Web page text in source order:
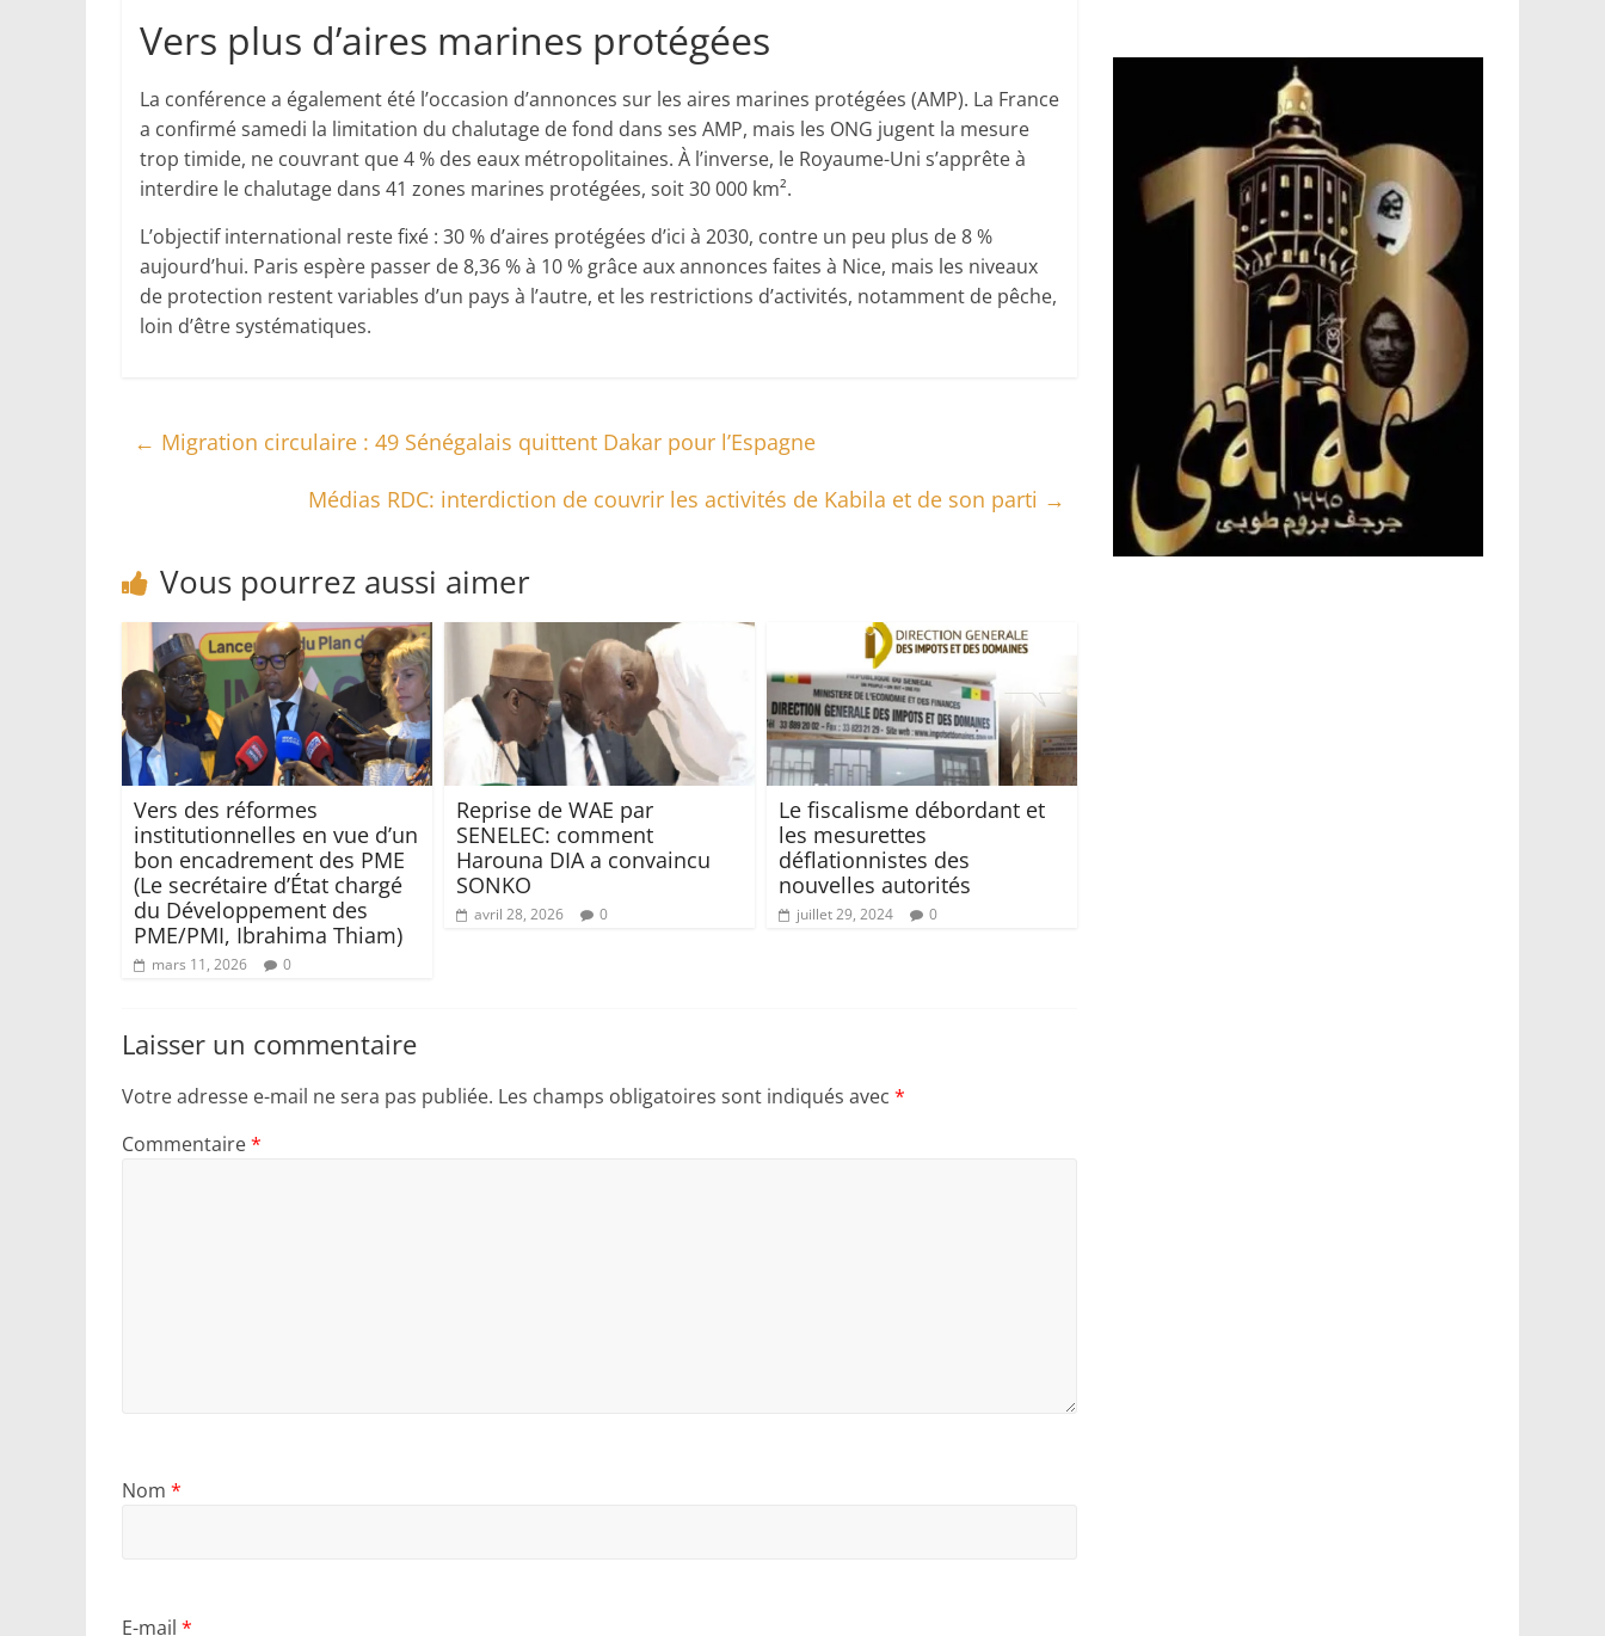
Vers plus d’aires marines protégées
La conférence a également été l’occasion d’annonces sur les aires marines protégées (AMP). La France
a confirmé samedi la limitation du chalutage de fond dans ses AMP, mais les ONG jugent la mesure
trop timide, ne couvrant que 4 % des eaux métropolitaines. À l’inverse, le Royaume-Uni s’apprête à
interdire le chalutage dans 41 zones marines protégées, soit 30 000 km².
L’objectif international reste fixé : 30 % d’aires protégées d’ici à 2030, contre un peu plus de 8 %
aujourd’hui. Paris espère passer de 8,36 % à 10 % grâce aux annonces faites à Nice, mais les niveaux
de protection restent variables d’un pays à l’autre, et les restrictions d’activités, notamment de pêche,
loin d’être systématiques.
← Migration circulaire : 49 Sénégalais quittent Dakar pour l’Espagne
Médias RDC: interdiction de couvrir les activités de Kabila et de son parti →
Vous pourrez aussi aimer
Vers des réformes
institutionnelles en vue d’un
bon encadrement des PME
(Le secrétaire d’État chargé
du Développement des
PME/PMI, Ibrahima Thiam)
mars 11, 2026 0
Reprise de WAE par
SENELEC: comment
Harouna DIA a convaincu
SONKO
avril 28, 2026 0
Le fiscalisme débordant et
les mesurettes
déflationnistes des
nouvelles autorités
juillet 29, 2024 0
Laisser un commentaire
Votre adresse e-mail ne sera pas publiée. Les champs obligatoires sont indiqués avec *
Commentaire*
Nom *
E-mail *